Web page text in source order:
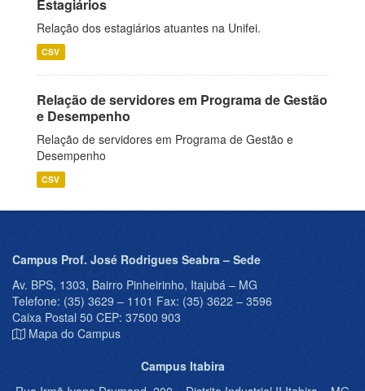
Estagiários
Relação dos estagiários atuantes na Unifei.
CSV
Relação de servidores em Programa de Gestão
e Desempenho
Relação de servidores em Programa de Gestão e
Desempenho
CSV
Campus Prof. José Rodrigues Seabra – Sede
Av. BPS, 1303, Bairro Pinheirinho, Itajubá – MG
Telefone: (35) 3629 – 1101 Fax: (35) 3622 – 3596
Caixa Postal 50 CEP: 37500 903
Mapa do Campus
Campus Itabira